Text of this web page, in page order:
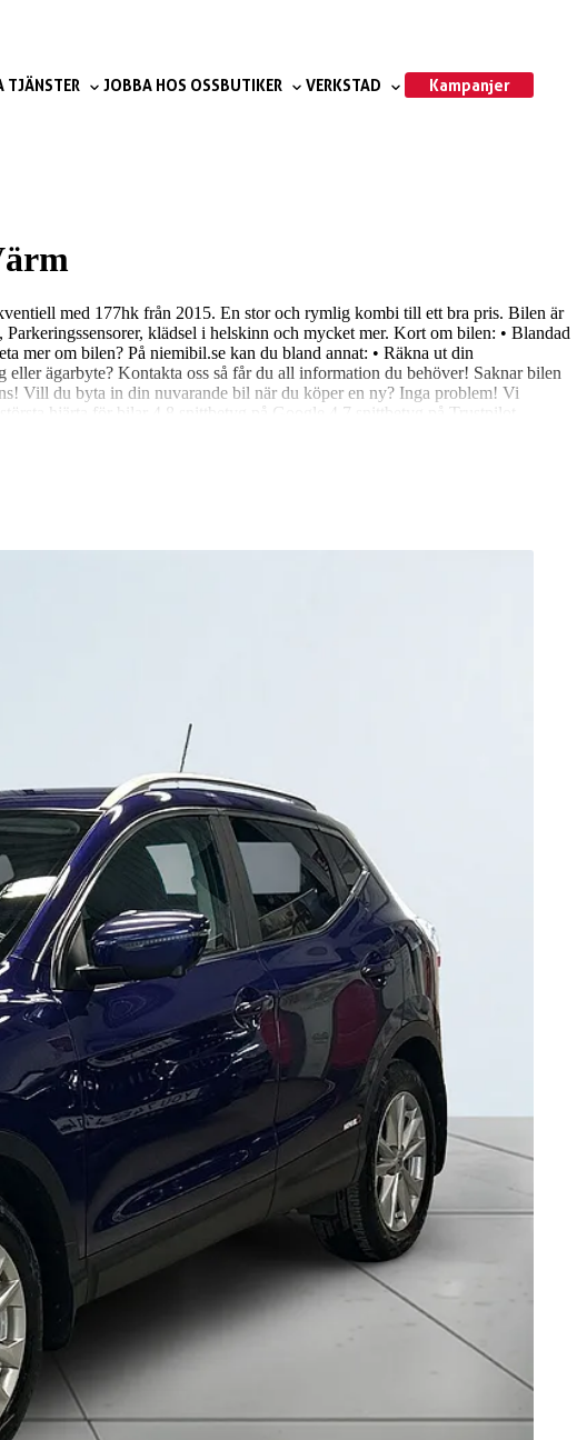
TJÄNSTER JOBBA HOS OSSBUTIKER VERKSTAD Kampanjer
med 177hk från 2015. En stor och rymlig kombi till ett bra pris. Bilen är
klädsel i helskinn och mycket mer. Kort om bilen: • Blandad
om bilen? På niemibil.se kan du bland annat: • Räkna ut din
ägarbyte? Kontakta oss så får du all information du behöver! Saknar bilen
Vill du byta in din nuvarande bil när du köper en ny? Inga problem! Vi
hjärta för bilar 4,8 snittbetyg på Google 4,7 snittbetyg på Trustpilot